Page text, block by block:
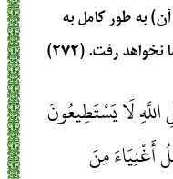
به طور كامل به
رفت‏. (۲۷۲)
اللَّهِ لَا يَسْتَطِيعُونَ
أَغْنِيَاءَ مِنَ